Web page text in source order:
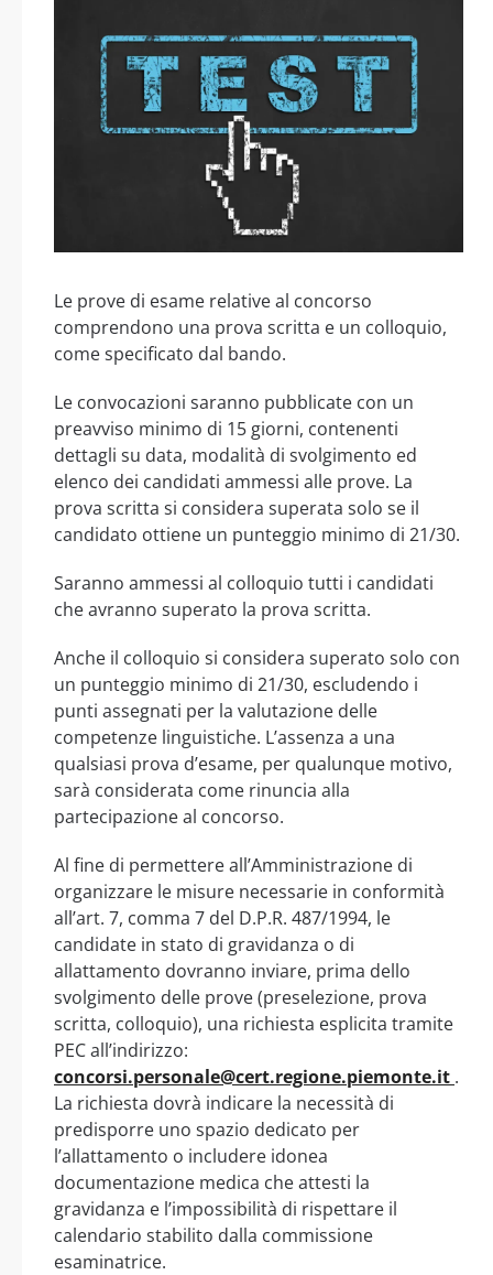
Le prove di esame relative al concorso
comprendono una prova scritta e un colloquio,
come specificato dal bando.
Le convocazioni saranno pubblicate con un
preavviso minimo di 15 giorni, contenenti
dettagli su data, modalità di svolgimento ed
elenco dei candidati ammessi alle prove. La
prova scritta si considera superata solo se il
candidato ottiene un punteggio minimo di 21/30.
Saranno ammessi al colloquio tutti i candidati
che avranno superato la prova scritta.
Anche il colloquio si considera superato solo con
un punteggio minimo di 21/30, escludendo i
punti assegnati per la valutazione delle
competenze linguistiche. L’assenza a una
qualsiasi prova d’esame, per qualunque motivo,
sarà considerata come rinuncia alla
partecipazione al concorso.
Al fine di permettere all’Amministrazione di
organizzare le misure necessarie in conformità
all’art. 7, comma 7 del D.P.R. 487/1994, le
candidate in stato di gravidanza o di
allattamento dovranno inviare, prima dello
svolgimento delle prove (preselezione, prova
scritta, colloquio), una richiesta esplicita tramite
PEC all’indirizzo:
concorsi.personale@cert.regione.piemonte.it .
La richiesta dovrà indicare la necessità di
predisporre uno spazio dedicato per
l’allattamento o includere idonea
documentazione medica che attesti la
gravidanza e l’impossibilità di rispettare il
calendario stabilito dalla commissione
esaminatrice.